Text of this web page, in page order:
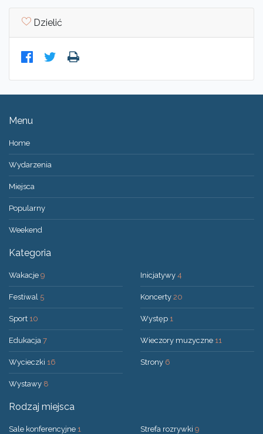
Dzielić
Menu
Home
Wydarzenia
Miejsca
Popularny
Weekend
Kategoria
Wakacje 9
Festiwal 5
Sport 10
Edukacja 7
Wycieczki 16
Wystawy 8
Inicjatywy 4
Koncerty 20
Występ 1
Wieczory muzyczne 11
Strony 6
Rodzaj miejsca
Sale konferencyjne 1 Strefa rozrywki 9